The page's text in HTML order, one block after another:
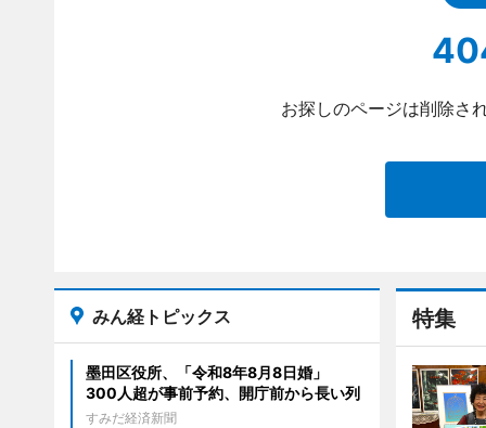
お探しのページは削除さ
特集
みん経トピックス
墨田区役所、「令和8年8月8日婚」
300人超が事前予約、開庁前から長い列
すみだ経済新聞